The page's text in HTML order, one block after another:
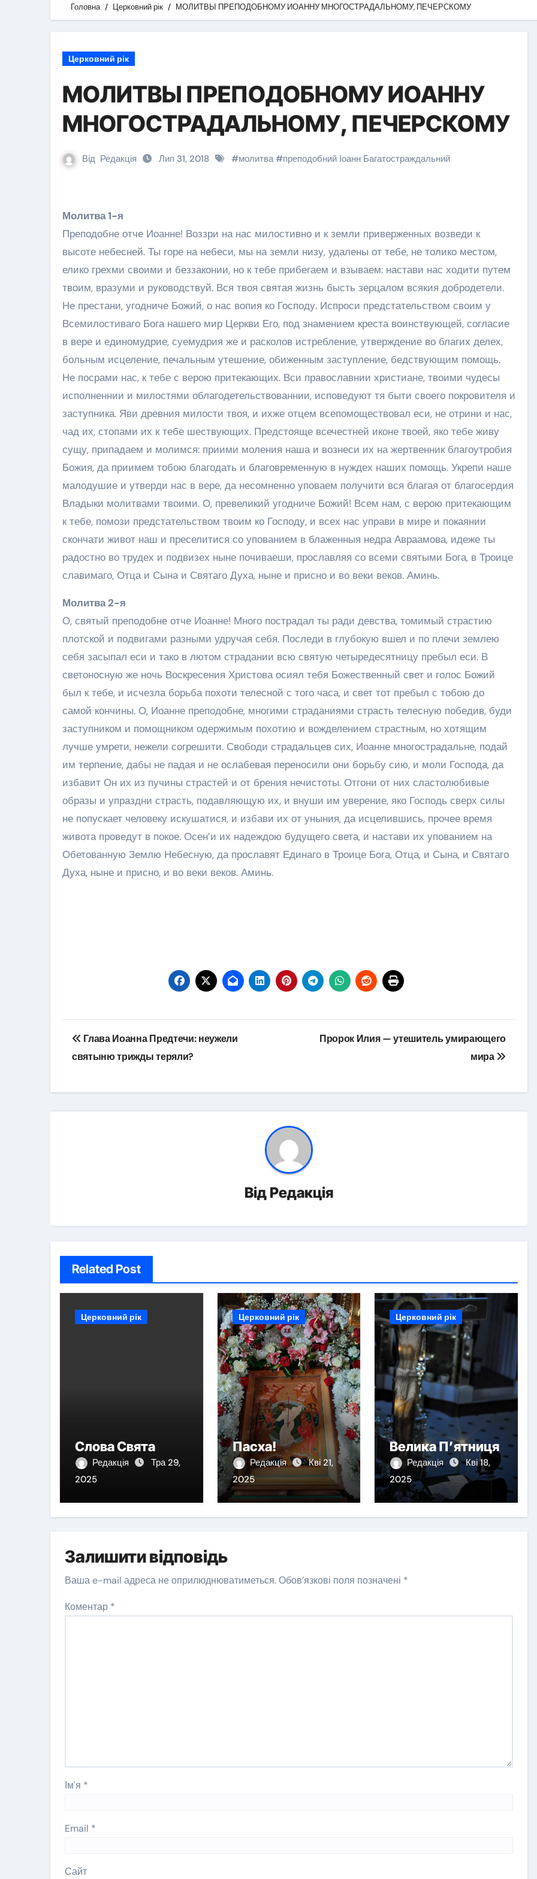
Головна Церковний рік МОЛИТВЫ ПРЕПОДОБНОМУ ИОАННУ МНОГОСТРАДАЛЬНОМУ, ПЕЧЕРСКОМУ
Церковний рік
МОЛИТВЫ ПРЕПОДОБНОМУ ИОАННУ
МНОГОСТРАДАЛЬНОМУ, ПЕЧЕРСКОМУ
Від Редакція Лип 31, 2018 #молитва#преподобний Іоанн Багатостраждальний
Молитва 1-я
Преподобне отче Иоанне! Воззри на нас милостивно и к земли приверженных возведи к
высоте небесней. Ты горе на небеси, мы на земли низу, удалены от тебе, не толико местом,
елико грехми своими и беззаконии, но к тебе прибегаем и взываем: настави нас ходити путем
твоим, вразуми и руководствуй. Вся твоя святая жизнь бысть зерцалом всякия добродетели.
Не престани, угодниче Божий, о нас вопия ко Господу. Испроси предстательством своим у
Всемилостиваго Бога нашего мир Церкви Его, под знамением креста воинствующей, согласие
в вере и единомудрие, суемудрия же и расколов истребление, утверждение во благих делех,
больным исцеление, печальным утешение, обиженным заступление, бедствующим помощь.
Не посрами нас, к тебе с верою притекающих. Вси православнии христиане, твоими чудесы
исполненнии и милостями облагодетельствованнии, исповедуют тя быти своего покровителя и
заступника. Яви древния милости твоя, и ихже отцем всепомоществовал еси, не отрини и нас,
чад их, стопами их к тебе шествующих. Предстояще всечестней иконе твоей, яко тебе живу
сущу, припадаем и молимся: приими моления наша и вознеси их на жертвенник благоутробия
Божия, да приимем тобою благодать и благовременную в нуждех наших помощь. Укрепи наше
малодушие и утверди нас в вере, да несомненно уповаем получити вся благая от благосердия
Владыки молитвами твоими. О, превеликий угодниче Божий! Всем нам, с верою притекающим
к тебе, помози предстательством твоим ко Господу, и всех нас управи в мире и покаянии
скончати живот наш и преселитися со упованием в блаженныя недра Авраамова, идеже ты
радостно во трудех и подвизех ныне почиваеши, прославляя со всеми святыми Бога, в Троице
славимаго, Отца и Сына и Святаго Духа, ныне и присно и во веки веков. Аминь.
Молитва 2-я
О, святый преподобне отче Иоанне! Много пострадал ты ради девства, томимый страстию
плотской и подвигами разными удручая себя. Последи в глубокую вшел и по плечи землею
себя засыпал еси и тако в лютом страдании всю святую четыредесятницу пребыл еси. В
светоносную же ночь Воскресения Христова осиял тебя Божественный свет и голос Божий
был к тебе, и исчезла борьба похоти телесной с того часа, и свет тот пребыл с тобою до
самой кончины. О, Иоанне преподобне, многими страданиями страсть телесную победив, буди
заступником и помощником одержимым похотию и вожделением страстным, но хотящим
лучше умрети, нежели согрешити. Свободи страдальцев сих, Иоанне многострадальне, подай
им терпение, дабы не падая и не ослабевая переносили они борьбу сию, и моли Господа, да
избавит Он их из пучины страстей и от брения нечистоты. Отгони от них сластолюбивые
образы и упраздни страсть, подавляющую их, и внуши им уверение, яко Господь сверх силы
не попускает человеку искушатися, и избави их от уныния, да исцелившись, прочее время
живота проведут в покое. Осен’и их надеждою будущего света, и настави их упованием на
Обетованную Землю Небесную, да прославят Единаго в Троице Бога, Отца, и Сына, и Святаго
Духа, ныне и присно, и во веки веков. Аминь.
Навігація
записів
Глава Иоанна Предтечи: неужели
святыню трижды теряли?
Пророк Илия — утешитель умирающего
мира
Від Редакція
Related Post
Церковний рік
Слова Свята
Редакція
Тра 29,
2025
Церковний рік
Пасха!
Редакція
Кві 21,
2025
Церковний рік
Велика П’ятниця
Редакція
Кві 18,
2025
Залишити відповідь
Ваша e-mail адреса не оприлюднюватиметься.Обов’язкові поля позначені *
Коментар *
Ім'я *
Email *
Сайт